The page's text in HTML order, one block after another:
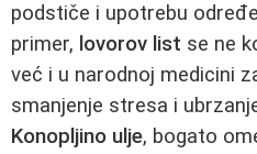
podstiče i upotrebu
primer, lovorov list se ne
već i u narodnoj medicini
smanjenje stresa i
Konopljino ulje, bogato